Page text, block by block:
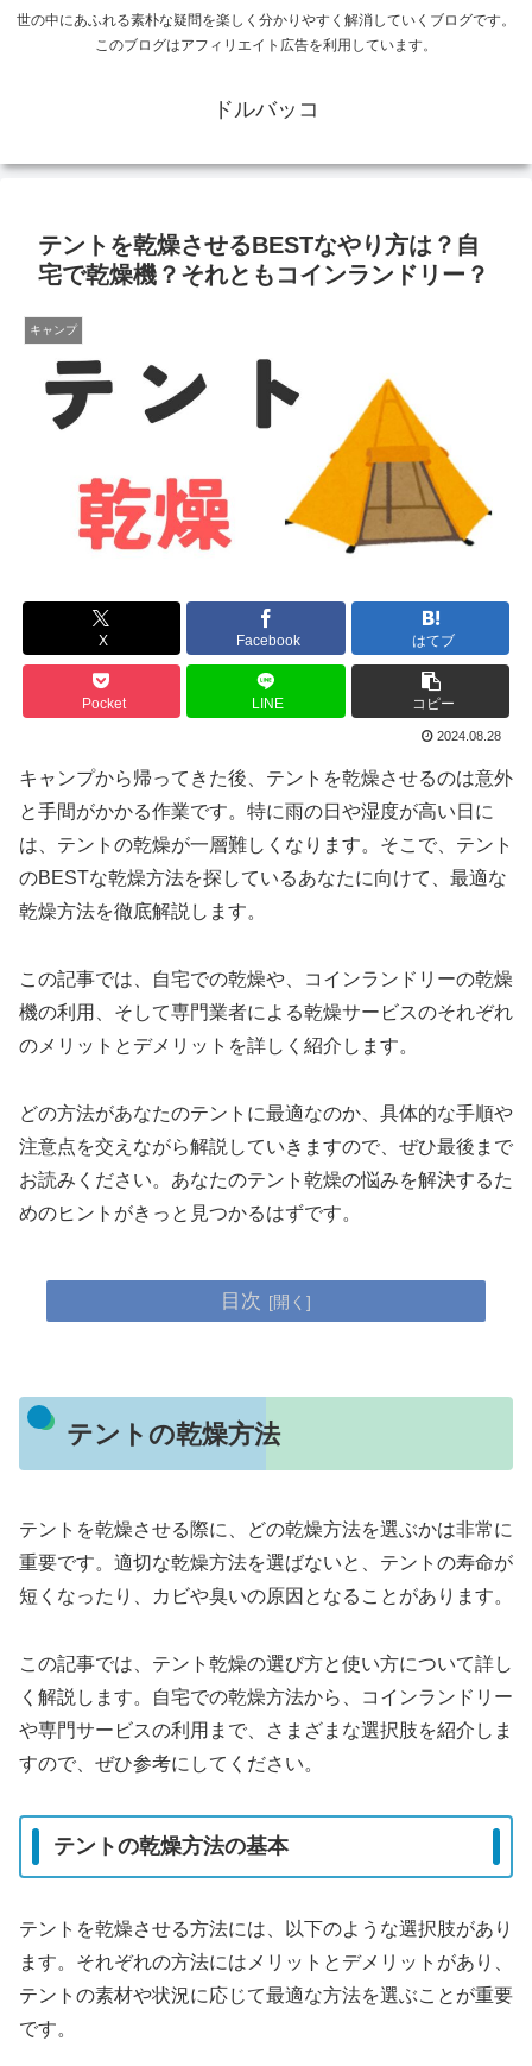
世の中にあふれる素朴な疑問を楽しく分かりやすく解消していくブログです。
このブログはアフィリエイト広告を利用しています。
ドルバッコ
テントを乾燥させるBESTなやり方は？自
宅で乾燥機？それともコインランドリー？
キャンプ
X Facebook はてブ
Pocket LINE コピー
2024.08.28
キャンプから帰ってきた後、テントを乾燥させるのは意外
と手間がかかる作業です。特に雨の日や湿度が高い日に
は、テントの乾燥が一層難しくなります。そこで、テント
のBESTな乾燥方法を探しているあなたに向けて、最適な
乾燥方法を徹底解説します。
この記事では、自宅での乾燥や、コインランドリーの乾燥
機の利用、そして専門業者による乾燥サービスのそれぞれ
のメリットとデメリットを詳しく紹介します。
どの方法があなたのテントに最適なのか、具体的な手順や
注意点を交えながら解説していきますので、ぜひ最後まで
お読みください。あなたのテント乾燥の悩みを解決するた
めのヒントがきっと見つかるはずです。
目次
テントの乾燥方法
テントを乾燥させる際に、どの乾燥方法を選ぶかは非常に
重要です。適切な乾燥方法を選ばないと、テントの寿命が
短くなったり、カビや臭いの原因となることがあります。
この記事では、テント乾燥の選び方と使い方について詳し
く解説します。自宅での乾燥方法から、コインランドリー
や専門サービスの利用まで、さまざまな選択肢を紹介しま
すので、ぜひ参考にしてください。
テントの乾燥方法の基本
テントを乾燥させる方法には、以下のような選択肢があり
ます。それぞれの方法にはメリットとデメリットがあり、
テントの素材や状況に応じて最適な方法を選ぶことが重要
です。